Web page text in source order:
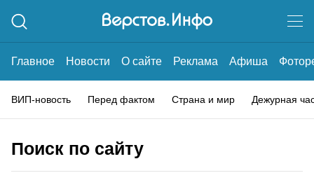
Главное Новости О сайте Реклама Афиша
ВИП-новость Перед фактом Страна и мир Дежурная
Поиск по сайту